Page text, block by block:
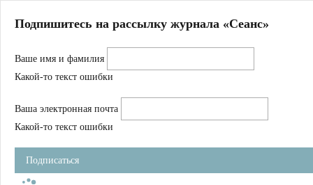
Магазин
Журнал
Школа
Устав
Фильмы
Имена
Тэги
Подпишитесь на рассылку журнала «Сеанс»
Ваше имя и фамилия
Какой-то текст ошибки
Ваша электронная почта
Какой-то текст ошибки
Подписаться